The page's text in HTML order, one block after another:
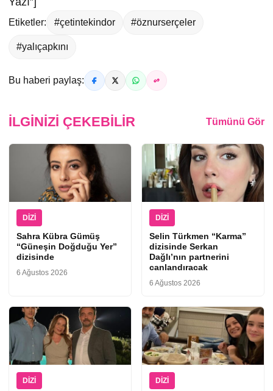
Etiketler: #çetintekindor #öznurserçeler
#yalıçapkını
Bu haberi paylaş:
İLGINIZI ÇEKEBILIR Tümünü Gör
DIZI
Sahra Kübra Gümüş
“Güneşin Doğduğu Yer”
dizisinde
6 Ağustos 2026
DIZI
Selin Türkmen “Karma”
dizisinde Serkan
Dağlı’nın partnerini
canlandıracak
6 Ağustos 2026
DIZI DIZI